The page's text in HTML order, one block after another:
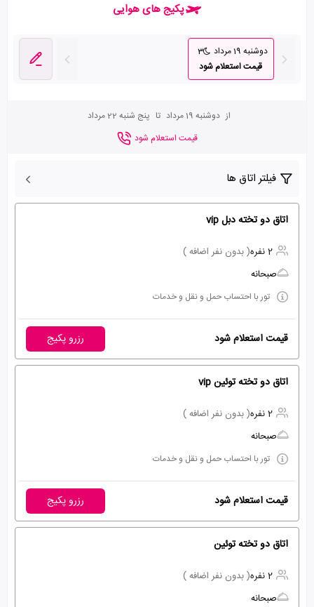
پکیج های هوایی
دوشنبه 19 مرداد
3
قیمت استعلام شود
از دوشنبه 19 مرداد تا پنج شنبه 22 مرداد
قیمت استعلام شود
فیلتر اتاق ها
اتاق دو تخته دبل vip
2 نفره
( بدون نفر اضافه )
صبحانه
تور با احتساب حمل و نقل و خدمات
قیمت استعلام شود رزرو پکیج
اتاق دو تخته توئین vip
2 نفره
( بدون نفر اضافه )
صبحانه
تور با احتساب حمل و نقل و خدمات
قیمت استعلام شود رزرو پکیج
اتاق دو تخته توئین
2 نفره
( بدون نفر اضافه )
صبحانه